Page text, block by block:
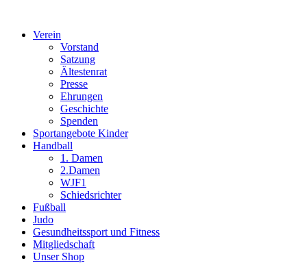
Verein
Vorstand
Satzung
Ältestenrat
Presse
Ehrungen
Geschichte
Spenden
Sportangebote Kinder
Handball
1. Damen
2.Damen
WJF1
Schiedsrichter
Fußball
Judo
Gesundheitssport und Fitness
Mitgliedschaft
Unser Shop